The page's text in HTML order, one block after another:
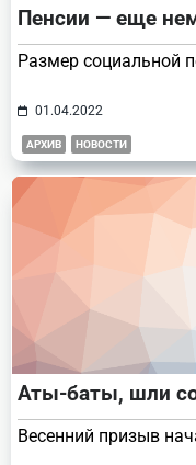
Пенсии — еще
Размер социальной
01.04.2022
АРХИВ НОВОСТИ
Аты-баты, шли
Весенний призыв